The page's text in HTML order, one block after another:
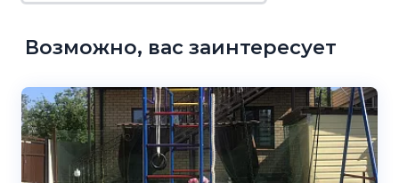
Возможно, вас заинтересует